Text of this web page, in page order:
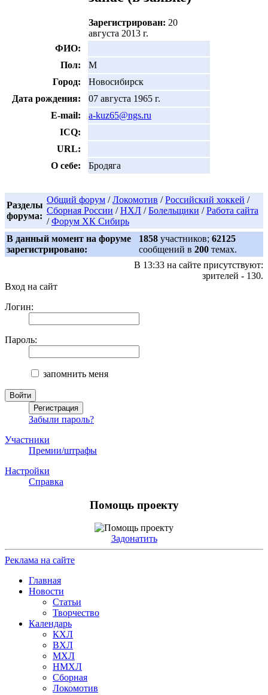
Зарегистрирован: 20
августа 2013 г.
ФИО:
Пол:
М
Город:
Новосибирск
Дата рождения:
07 августа 1965 г.
E-mail:
a-kuz65@ngs.ru
ICQ:
URL:
О себе:
Бродяга
Разделы
форума:
Общий форум /Локомотив /Российский хоккей /
Сборная России /НХЛ /Болельщики /Работа сайта
/Форум ХК Сибирь
В данный момент на форуме
зарегистрировано:
1858 участников; 62125
сообщений в 200 темах.
В 13:33 на сайте присутствуют:
зрителей - 130.
Вход на сайт
Логин:
Пароль:
запомнить меня
Забыли пароль?
Участники
Премии/штрафы
Настройки
Справка
Помощь проекту
Задонатить
Реклама на сайте
Главная
Новости
Статьи
Творчество
Календарь
КХЛ
ВХЛ
МХЛ
НМХЛ
Сборная
Локомотив